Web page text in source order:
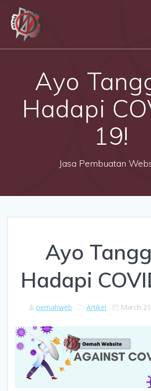
Ayo
Hadapi
19!
Jasa Pembuatan
Ayo
Hadapi
oemahweb Artikel March